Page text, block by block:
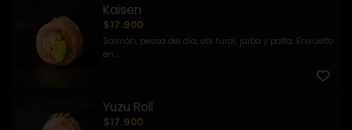
Kaisen
$17.900
Salmón, pesca del día, ebi furai, jaiba y palta. Envuelto
en...
Yuzu Roll
$17.900